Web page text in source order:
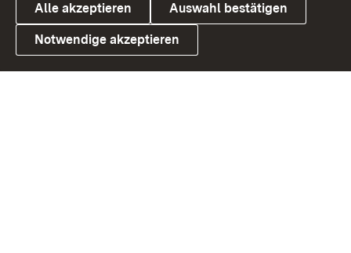
Link zum Landesportal
Alle akzeptieren Auswahl bestätigen
Notwendige akzeptieren